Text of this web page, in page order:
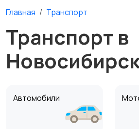
Главная Транспорт
Транспорт в
Автомобили